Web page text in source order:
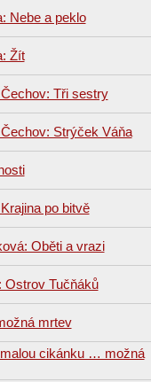
Nebe a peklo
Žít
Tři sestry
Strýček Váňa
po bitvě
Oběti a vrazi
Ostrov Tučňáků
mrtev
cikánku … možná